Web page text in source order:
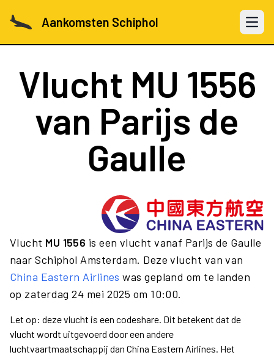
Aankomsten Schiphol Open
Vlucht MU 1556
van Parijs de
Gaulle
Vlucht MU 1556 is een vlucht vanaf Parijs de Gaulle
naar Schiphol Amsterdam. Deze vlucht van van
China Eastern Airlines was gepland om te landen
op zaterdag 24 mei 2025 om 10:00.
Let op: deze vlucht is een codeshare. Dit betekent dat de
vlucht wordt uitgevoerd door een andere
luchtvaartmaatschappij dan China Eastern Airlines. Het